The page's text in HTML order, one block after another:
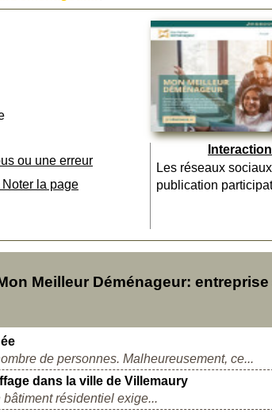
ou une erreur
la page
Interaction
Les réseaux
publication
Meilleur Déménageur: entreprise
de personnes. Malheureusement, ce...
dans la ville de Villemaury
résidentiel exige...